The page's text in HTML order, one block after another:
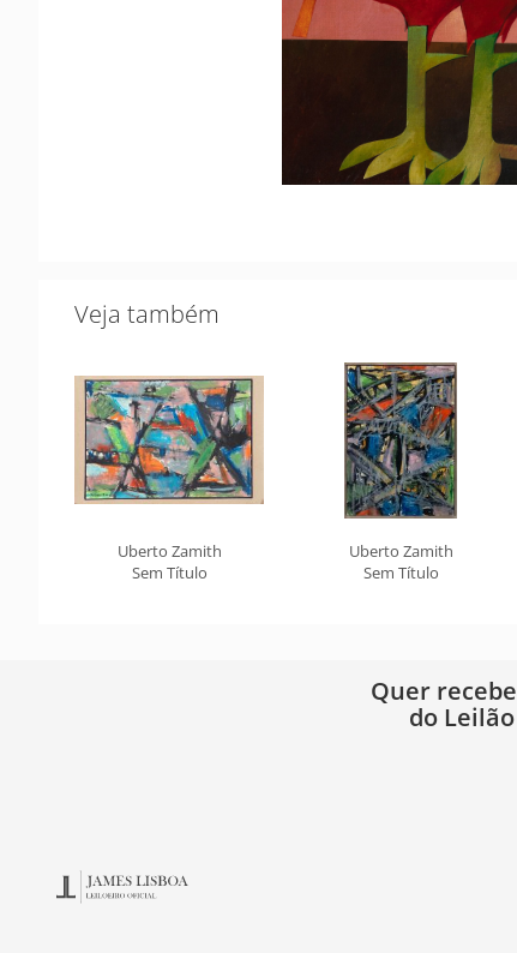
Veja também
Uberto Zamith
Sem Título
Uberto Zamith
Sem Título
Quer
do